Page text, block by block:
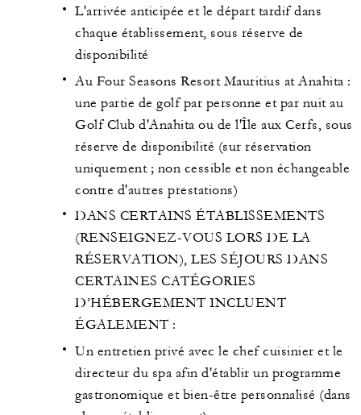
L'arrivée anticipée et le départ tardif dans
chaque établissement, sous réserve de
disponibilité
Au Four Seasons Resort Mauritius at Anahita :
une partie de golf par personne et par nuit au
Golf Club d'Anahita ou de l'Île aux Cerfs, sous
réserve de disponibilité (sur réservation
uniquement ; non cessible et non échangeable
contre d'autres prestations)
DANS CERTAINS ÉTABLISSEMENTS
(RENSEIGNEZ-VOUS LORS DE LA
RÉSERVATION), LES SÉJOURS DANS
CERTAINES CATÉGORIES
D’HÉBERGEMENT INCLUENT
ÉGALEMENT :
Un entretien privé avec le chef cuisinier et le
directeur du spa afin d'établir un programme
gastronomique et bien-être personnalisé (dans